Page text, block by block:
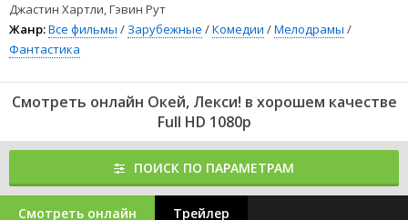
Джастин Хартли, Гэвин Рут
Жанр:Все фильмы / Зарубежные /Комедии /Мелодрамы /
Фантастика
Смотреть онлайн Окей, Лекси! в хорошем качестве
Full HD 1080p
ПОИСК ПО ПАРАМЕТРАМ
Смотреть онлайн Трейлер